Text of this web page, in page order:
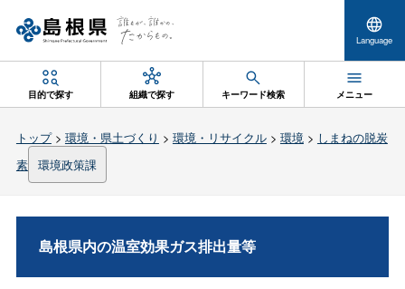
Language
目的で探す 組織で探す キーワード検索 メニュー
トップ> 環境・県土づくり > 環境・リサイクル> 環境> しまねの脱炭
素 環境政策課
島根県内の温室効果ガス排出量等